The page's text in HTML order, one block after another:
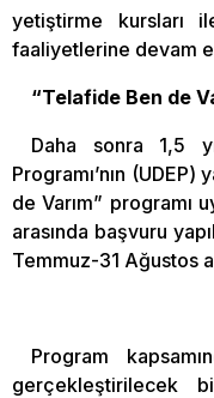
yetiştirme kursları
faaliyetlerine devam
“Telafide Ben de
Daha sonra 1,5
Programı’nın
de Varım” programı
arasında başvuru
Temmuz-31 Ağustos
Program
gerçekleştirilecek